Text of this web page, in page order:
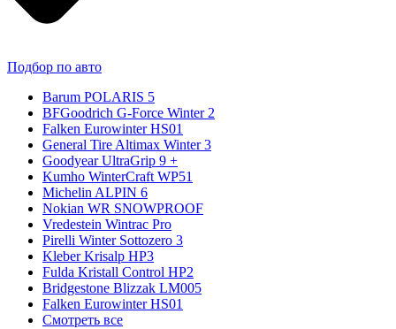
Подбор по авто
Barum POLARIS 5
BFGoodrich G-Force Winter 2
Falken Eurowinter HS01
General Tire Altimax Winter 3
Goodyear UltraGrip 9 +
Kumho WinterCraft WP51
Michelin ALPIN 6
Nokian WR SNOWPROOF
Vredestein Wintrac Pro
Pirelli Winter Sottozero 3
Kleber Krisalp HP3
Fulda Kristall Control HP2
Bridgestone Blizzak LM005
Falken Eurowinter HS01
Смотреть все